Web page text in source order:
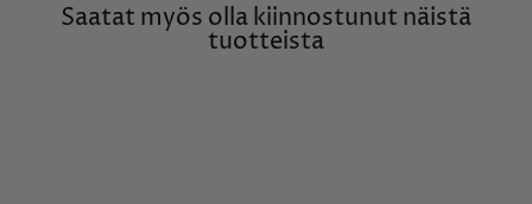
Saatat myös olla kiinnostunut näistä
tuotteista